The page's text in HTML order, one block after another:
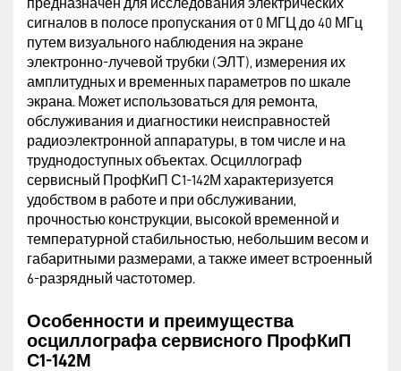
предназначен для исследования электрических
сигналов в полосе пропускания от 0 МГЦ до 40 МГц
путем визуального наблюдения на экране
электронно-лучевой трубки (ЭЛТ), измерения их
амплитудных и временных параметров по шкале
экрана. Может использоваться для ремонта,
обслуживания и диагностики неисправностей
радиоэлектронной аппаратуры, в том числе и на
труднодоступных объектах. Осциллограф
сервисный ПрофКиП С1-142М характеризуется
удобством в работе и при обслуживании,
прочностью конструкции, высокой временной и
температурной стабильностью, небольшим весом и
габаритными размерами, а также имеет встроенный
6-разрядный частотомер.
Особенности и преимущества
осциллографа сервисного ПрофКиП
С1-142М